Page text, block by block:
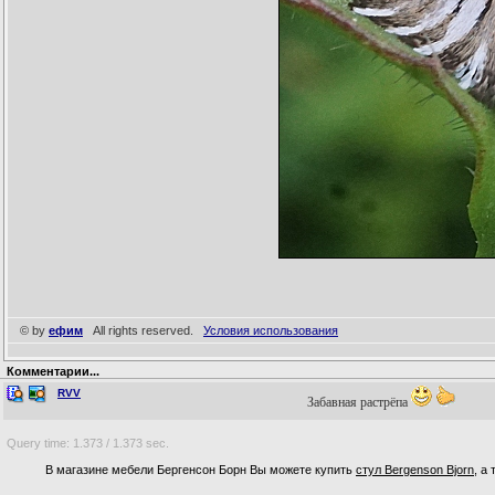
© by ефим All rights reserved. Условия использования
Комментарии...
RVV
Забавная растрёпа
Query time: 1.373 / 1.373 sec.
В магазине мебели Бергенсон Борн Вы можете купить стул Bergenson Bjorn ,